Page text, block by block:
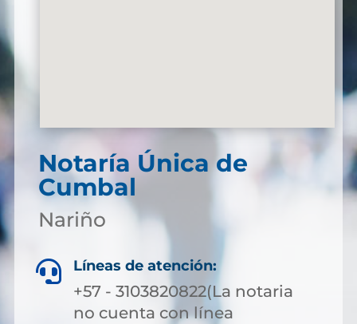
Notaría Única de
Cumbal
Nariño
 Líneas de atención:
+57 - 3103820822(La notaria
no cuenta con línea